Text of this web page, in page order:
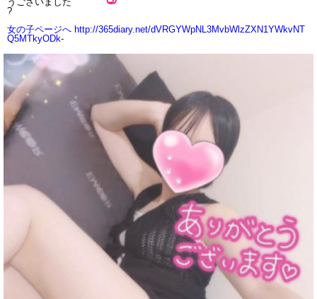
?
女の子ページへ http://365diary.net/dVRGYWpNL3MvbWlzZXN1YWkvNT
Q5MTkyODk-